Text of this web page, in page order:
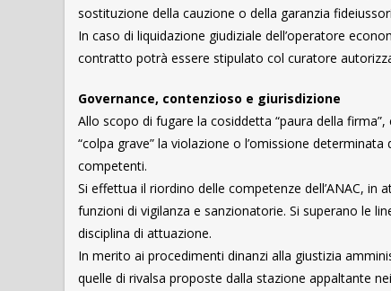
sostituzione della cauzione o della garanzia
In caso di liquidazione giudiziale dell’operatore
contratto potrà essere stipulato col curatore
Governance, contenzioso e giurisdizione
Allo scopo di fugare la cosiddetta “paura della
“colpa grave” la violazione o l’omissione
competenti.
Si effettua il riordino delle competenze dell’ANAC,
funzioni di vigilanza e sanzionatorie. Si superano le
disciplina di attuazione.
In merito ai procedimenti dinanzi alla giustizia
quelle di rivalsa proposte dalla stazione appaltante